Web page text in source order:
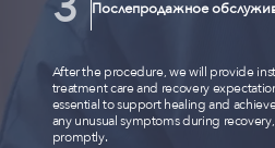
Послепродажное
After the procedure, we will provide
treatment care and recovery
essential to support healing and
any unusual symptoms during
promptly.